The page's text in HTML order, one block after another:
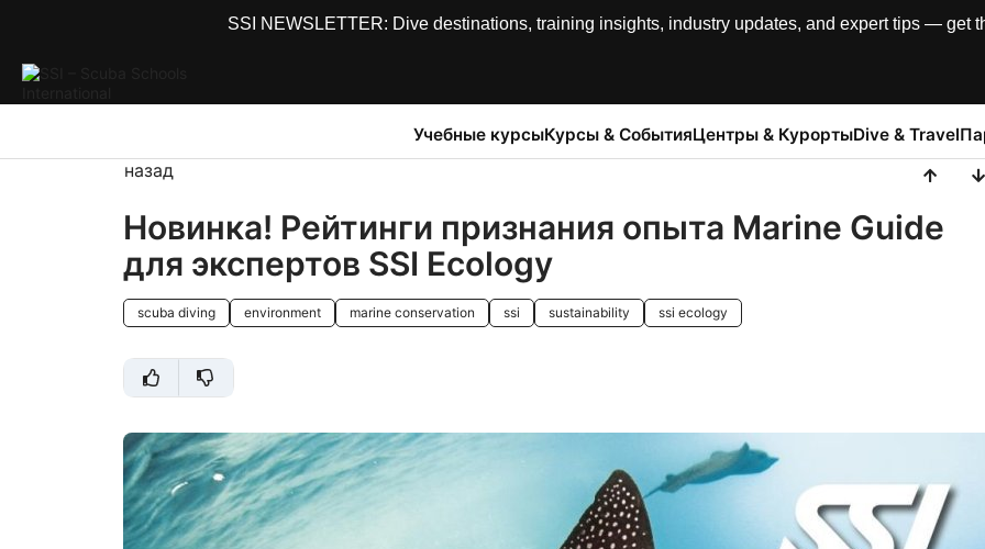
SSI NEWSLETTER: Dive destinations, training insights, industry updates, and expert tips — get
Учебные курсыКурсы & СобытияЦентры & КурортыDive & Travel
назад
Новинка! Рейтинги признания опыта Marine Guide
для экспертов SSI Ecology
scuba diving environment marine conservation ssi sustainability ssi ecology